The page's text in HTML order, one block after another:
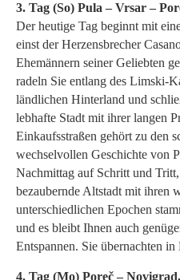
3. Tag (So) Pula – Vrsar –
Der heutige Tag beginnt mit
einst der Herzensbrecher
Ehemännern seiner Geliebten
radeln Sie entlang des Limski-
ländlichen Hinterland und
lebhafte Stadt mit ihrer langen
Einkaufsstraßen gehört zu den
wechselvollen Geschichte von
Nachmittag auf Schritt und
bezaubernde Altstadt mit ihren
unterschiedlichen Epochen
und es bleibt Ihnen auch
Entspannen. Sie übernachten in
4. Tag (Mo) Poreč – Novigrad,